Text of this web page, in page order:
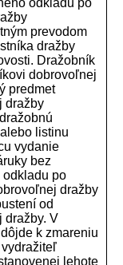
odkladu po
prevodom
dražby
Dražobník
dobrovoľnej
predmet
dražby
listinu
vydanie
bez
odkladu po
dražby
od
dražby. V
k zmareniu
vydražiteľ
lehote